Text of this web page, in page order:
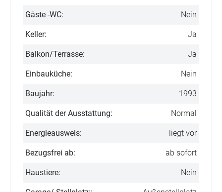
Gäste -WC: Nein
Keller: Ja
Balkon/Terrasse: Ja
Einbauküche: Nein
Baujahr: 1993
Qualität der Ausstattung: Normal
Energieausweis: liegt vor
Bezugsfrei ab: ab sofort
Haustiere: Nein